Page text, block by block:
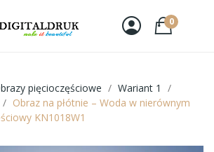
0
pięcioczęściowe
Wariant 1
Obraz na płótnie – Woda w nierównym
KN1018W1